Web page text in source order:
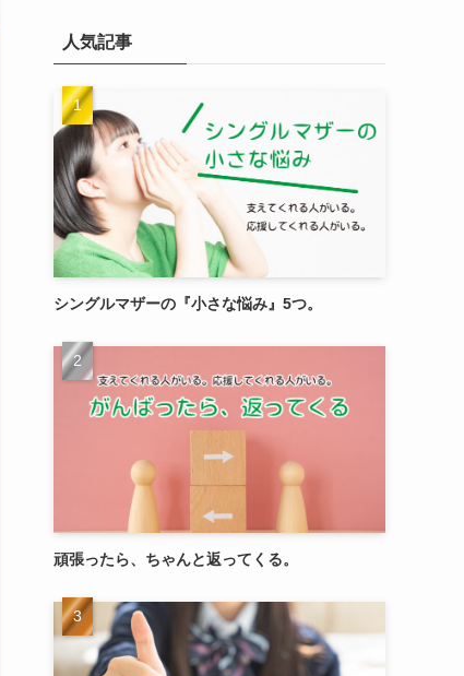
を
検
索
人気記事
シングルマザーの『小さな悩み』5つ。
頑張ったら、ちゃんと返ってくる。